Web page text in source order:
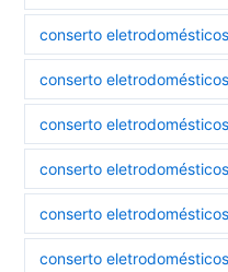
conserto
conserto
conserto
conserto
conserto
conserto